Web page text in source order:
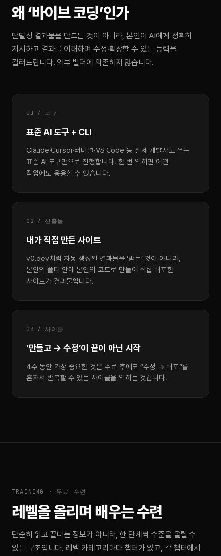
왜 ‘바이브 코딩’인가
단발성 결과물을 만드는 것이 아니라, 본인이 AI에게 정확히
지시하고 결과를 이해하며 수정·확장할 수 있는 능력을
길러드립니다. 외부 빌더에 의존하지 않습니다.
01 / 도구
표준 AI 도구 + CLI
Claude·Cursor·터미널·VS Code 등 실제 개발자도 쓰는
표준 AI 도구만으로 진행합니다. 한 번 익히면 어떤
작업에도 응용할 수 있습니다.
02 / 산출물
내가 직접 만든 사이트
v0.dev처럼 자동 생성된 결과물을 ‘받는’ 것이 아니라,
본인의 폴더 안에 본인의 코드로 만들어 직접 배포한
사이트가 결과물입니다.
03 / 사이클
‘만들고 → 수정’이 끝이 아닌 시작
4주 동안 가장 중요한 것은 수료 후에도 “수정 → 배포”를
혼자서 반복할 수 있는 사이클을 익히는 것입니다.
TRAINING · 무료 수련
레벨을 올리며 배우는 수련
단순히 읽고 끝나는 정보가 아니라, 한 단계씩 수준을 올릴 수
있는 구조입니다. 레벨 카테고리마다 챕터가 있고, 각 챕터에서